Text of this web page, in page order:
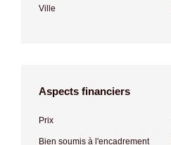
Ville
Aspects financiers
Prix
Bien soumis à l'encadrement